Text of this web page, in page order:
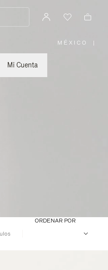
Mi Cuenta
MÉXICO |
ORDENAR POR